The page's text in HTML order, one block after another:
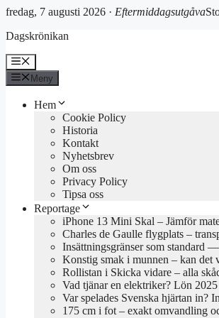
fredag, 7 augusti 2026 · Eftermiddagsutgåva
till
Dagskrönikan
Meny
Meny
Hem
Cookie Policy
Historia
Kontakt
Nyhetsbrev
Om oss
Privacy Policy
Tipsa oss
Reportage
iPhone 13 Mini Skal – Jämför
Charles de Gaulle flygplats –
Insättningsgränser som standard
Konstig smak i munnen – kan det
Rollistan i Skicka vidare – alla
Vad tjänar en elektriker? Lön
Var spelades Svenska hjärtan in?
175 cm i fot – exakt omvandling